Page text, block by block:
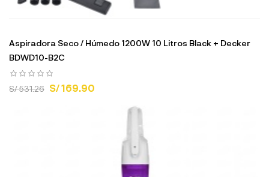
Aspiradora Seco / Húmedo 1200W 10 Litros Black + Decker
BDWD10-B2C
S/ 531.26 S/ 169.90